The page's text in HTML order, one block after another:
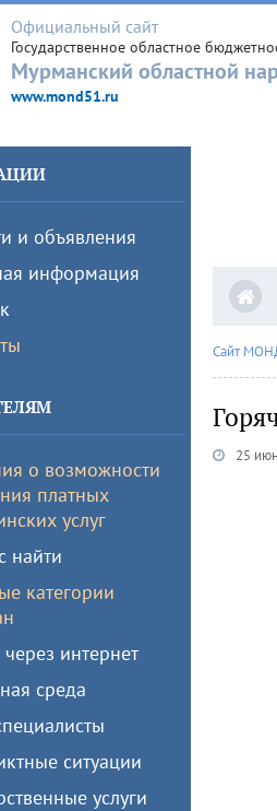
Официальный сайт
Государственное областное
Мурманский областной
www.mond51.ru
и объявления
информация
о возможности
платных
услуг
найти
категории
интернет
среда
ситуации
услуги
Сайт
25